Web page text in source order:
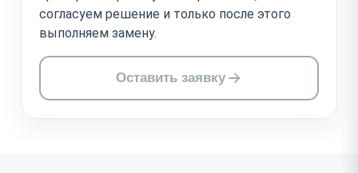
согласуем решение и только после этого
выполняем замену.
Оставить заявку